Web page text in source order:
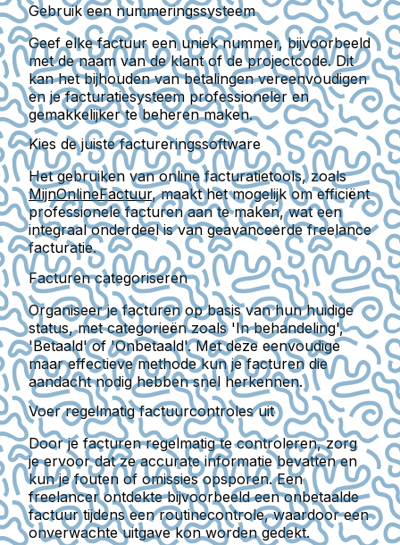
Gebruik een nummeringssysteem
Geef elke factuur een uniek nummer, bijvoorbeeld
met de naam van de klant of de projectcode. Dit
kan het bijhouden van betalingen vereenvoudigen
en je facturatiesysteem professioneler en
gemakkelijker te beheren maken.
Kies de juiste factureringssoftware
Het gebruiken van online facturatietools, zoals
MijnOnlineFactuur, maakt het mogelijk om efficiënt
professionele facturen aan te maken, wat een
integraal onderdeel is van geavanceerde freelance
facturatie.
Facturen categoriseren
Organiseer je facturen op basis van hun huidige
status, met categorieën zoals 'In behandeling',
'Betaald' of 'Onbetaald'. Met deze eenvoudige
maar effectieve methode kun je facturen die
aandacht nodig hebben snel herkennen.
Voer regelmatig factuurcontroles uit
Door je facturen regelmatig te controleren, zorg
je ervoor dat ze accurate informatie bevatten en
kun je fouten of omissies opsporen. Een
freelancer ontdekte bijvoorbeeld een onbetaalde
factuur tijdens een routinecontrole, waardoor een
onverwachte uitgave kon worden gedekt.